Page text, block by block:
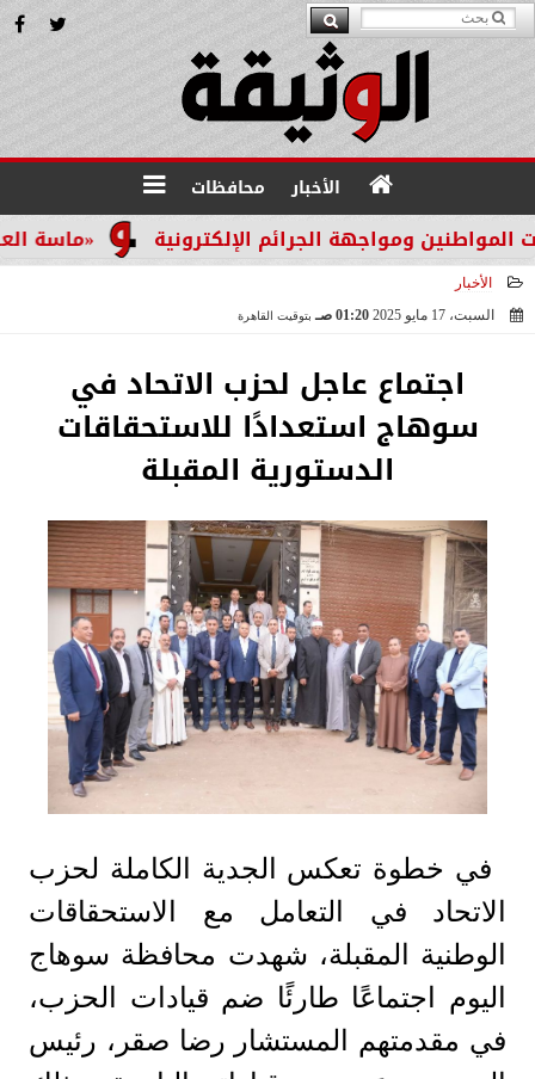
الأخبار محافظات
«ماسة العرب 2026» تتوج ميمونة الرواحية.. قيادية عُمانية تقود مسار تطوير التدريب المهني وتمكين الشباب ومواجهة الجرائم الإلكترونية
الأخبار
السبت، 17 مايو 2025
01:20 صـ بتوقيت القاهرة
اجتماع عاجل لحزب الاتحاد في
سوهاج استعدادًا للاستحقاقات
الدستورية المقبلة
في خطوة تعكس الجدية الكاملة لحزب
الاتحاد في التعامل مع الاستحقاقات
الوطنية المقبلة، شهدت محافظة سوهاج
اليوم اجتماعًا طارئًا ضم قيادات الحزب،
في مقدمتهم المستشار رضا صقر، رئيس